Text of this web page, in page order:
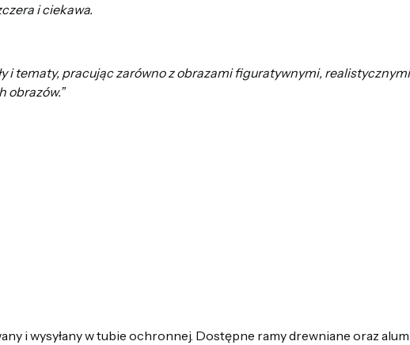
i ciekawa.
i tematy, pracując zarówno z obrazami figuratywnymi,
obrazów.”
i wysyłany w tubie ochronnej. Dostępne ramy drewniane oraz